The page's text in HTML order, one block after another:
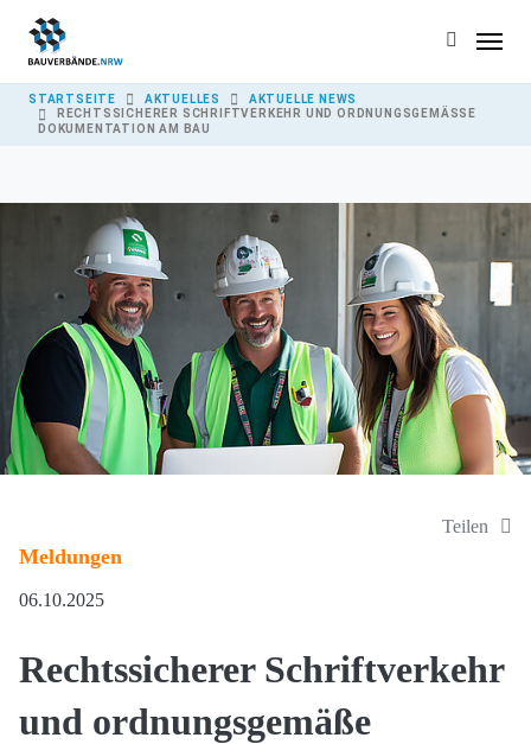
YOU ARE HERE:
STARTSEITE AKTUELLES
AKTUELLE NEWS
RECHTSSICHERER SCHRIFTVERKEHR UND ORDNUNGSGEMÄSSE D
OKUMENTATION AM BAU
Teilen
Meldungen
06.10.2025
Rechtssicherer Schriftverkehr
und ordnungsgemäße